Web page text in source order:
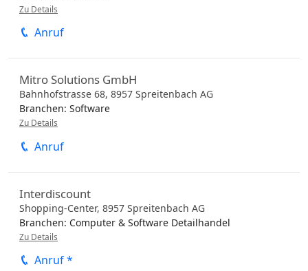
Zu Details
Anruf
Mitro Solutions GmbH
Bahnhofstrasse 68, 8957 Spreitenbach AG
Branchen: Software
Zu Details
Anruf
Interdiscount
Shopping-Center, 8957 Spreitenbach AG
Branchen: Computer & Software Detailhandel
Zu Details
Anruf *